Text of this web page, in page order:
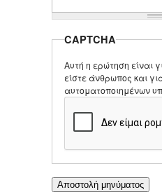
CAPTCHA
Αυτή η ερώτηση είναι
είστε άνθρωπος και
αυτοματοποιημένων